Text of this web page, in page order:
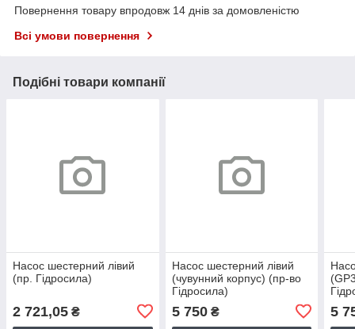
Повернення товару впродовж 14 днів за домовленістю
Всі умови повернення
Подібні товари компанії
Насос шестерний лівий
(пр. Гідросила)
2 721,05 ₴
Насос шестерний лівий
(чувунний корпус) (пр-во
Гідросила)
5 750₴ 5